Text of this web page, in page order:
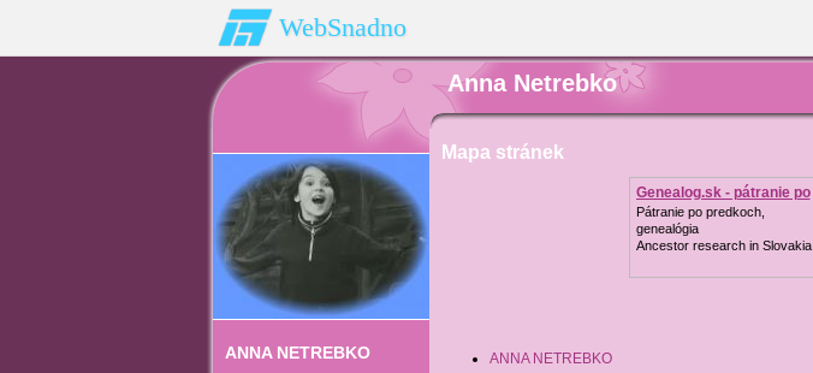
WebSnadno
Anna Netrebko
ANNA NETREBKO
Mapa stránek
Genealog.sk - pátranie po
Pátranie po predkoch,
genealógia
Ancestor research in Slovakia
ANNA NETREBKO